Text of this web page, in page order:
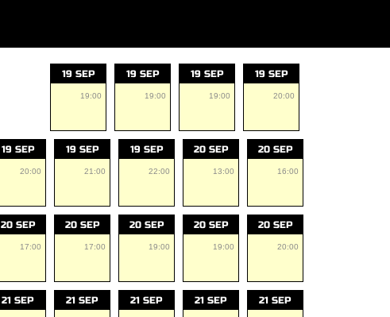
19 SEP
19:00
19 SEP
19:00
19 SEP
19:00
19 SEP
20:00
19 SEP
20:00
19 SEP
21:00
19 SEP
22:00
20 SEP
13:00
20 SEP
16:00
20 SEP
17:00
20 SEP
17:00
20 SEP
19:00
20 SEP
19:00
20 SEP
20:00
21 SEP 21 SEP 21 SEP 21 SEP 21 SEP